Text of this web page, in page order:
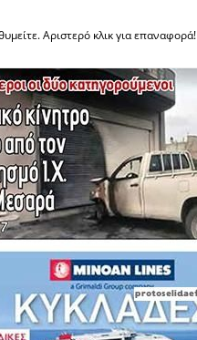
Αριστερό κλικ για επαναφορά!